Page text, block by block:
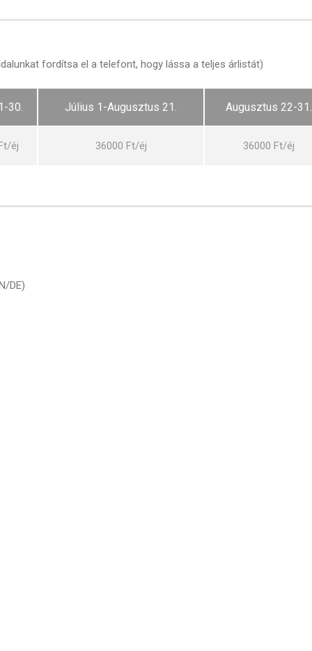
fordítsa el a telefont, hogy lássa a teljes árlistát)
30. Július 1-Augusztus 21. Augusztus 22-31.
éj 36000 Ft/éj 36000 Ft/éj
DE)